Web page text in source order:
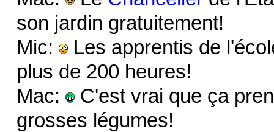
son jardin gratuitement!
Mic:
Les apprentis de
plus de 200 heures!
Mac:
C'est vrai que ça
grosses légumes!